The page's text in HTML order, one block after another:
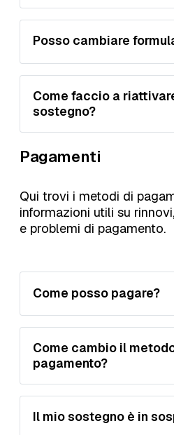
Posso cambiare
Portale Pagamenti
Pagamenti
Come faccio a
sostegno?
Pagamenti
Qui trovi i metodi di
informazioni utili su
e problemi di pagamento.
Come posso pagare?
Carte di Credito e
Apple Pay;
Google Pay;
Link
Come cambio il
pagamento?
Il mio sostegno è in